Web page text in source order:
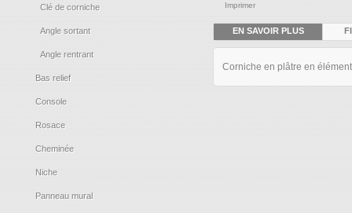
Clé de corniche
Angle sortant
Angle rentrant
Bas relief
Console
Rosace
Cheminée
Niche
Panneau mural
Imprimer
EN SAVOIR PLUS
Corniche en plâtre en